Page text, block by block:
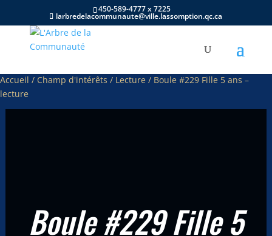
450-589-4777 x 7225
larbredelacommunaute@ville.lassomption.qc.ca
Accueil / Champ d'intérêts / Lecture / Boule #229 Fille 5 ans –
lecture
Boule #229 Fille 5